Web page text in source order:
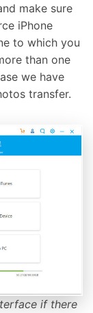
make sure
iPhone
to which you
than one
we have
transfer.
if there